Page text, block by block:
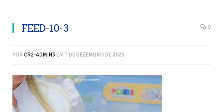
FEED-10-3 0
POR CR2-ADMIN3 EM 7 DE DEZEMBRO DE 2023